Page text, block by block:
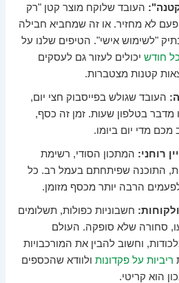
העובד שלוקח מוצר קטן "רק
לא מחזיר. או זה שמחביא חבילה
"לשימוש אישי". הטיפים שלנו על
חודש יכולים לעזור גם לעסקים
קטנות מצטברות.
העובד שגולש בפייסבוק חצי יום,
מדבר בטלפון שעות. זמן זה כסף,
מכם מדי יום ביומו.
רוחני: המתכון הסודי, רשימת
התוכנה שפיתחתם בעמל רב. כל
הרבה יותר מכסף מזומן.
חשבוניות כפולות, תשלומים
סחורה שלא סופקה. העולם
וחשוב להבין את המורכבויות
ריביות על פקדונות ולוודא שהכספים
הוא קריטי.